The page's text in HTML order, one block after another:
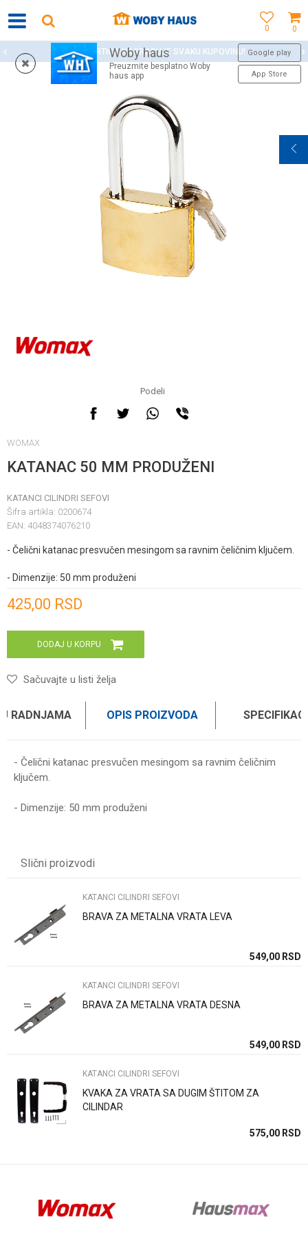
0
0
Woby haus
Preuzmite besplatno Woby
haus app
Google play
App Store
WOBY KARTICA NAGRAĐUJE SVAKU KUPOVINU!
Podeli
WOMAX
KATANAC 50 MM PRODUŽENI
KATANCI CILINDRI SEFOVI
Šifra artikla: 0200674
EAN: 4048374076210
- Čelični katanac presvučen mesingom sa ravnim čeličnim ključem.
- Dimenzije: 50 mm produženi
425,00 RSD
DODAJ U KORPU
Sačuvajte u listi želja
RADNJAMA OPIS PROIZVODA
- Čelični katanac presvučen mesingom sa ravnim čeličnim
ključem.
- Dimenzije: 50 mm produženi
Poruka
Anti-spam zaštita - izračunajte koliko je 2 + 3 :
POŠALJI
Slični proizvodi
KATANCI CILINDRI SEFOVI
BRAVA ZA METALNA VRATA LEVA
549,00 RSD
KATANCI CILINDRI SEFOVI
BRAVA ZA METALNA VRATA DESNA
549,00 RSD
KATANCI CILINDRI SEFOVI
KVAKA ZA VRATA SA DUGIM ŠTITOM ZA
CILINDAR
575,00 RSD